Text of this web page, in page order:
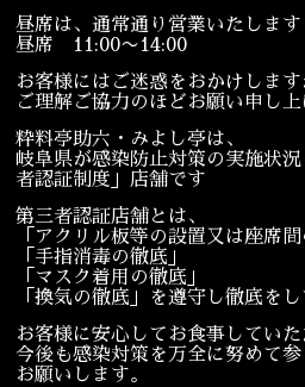
昼席は、通常通り営業いたします
昼席 11:00〜14:00
お客様にはご迷惑をおかけします
ご理解ご協力のほどお願い申し上
粋料亭助六・みよし亭は、
岐阜県が感染防止対策の実施状
者認証制度」店舗です
第三者認証店舗とは、
「アクリル板等の設置又は座席間
「手指消毒の徹底」
「マスク着用の徹底」
「換気の徹底」を遵守し徹底を
お客様に安心してお食事してい
今後も感染対策を万全に努めて
お願いします。